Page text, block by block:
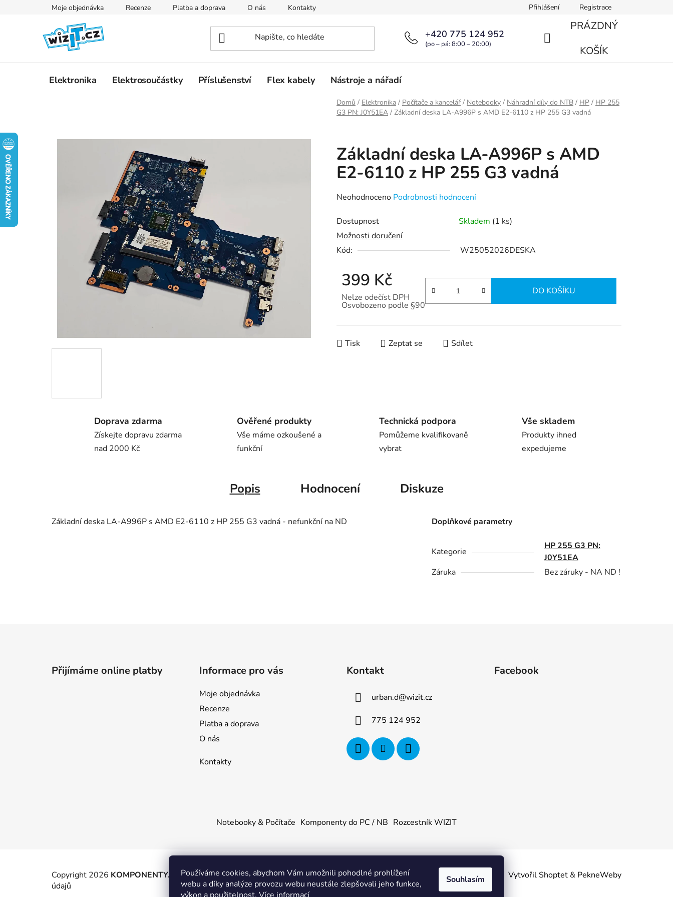
Používáme cookies, abychom Vám umožnili pohodlné prohlížení
webu a díky analýze provozu webu neustále zlepšovali jeho funkce,
Souhlasím
Moje objednávka Recenze Platba a doprava O nás Kontakty Přihlášení Registrace
+420 775 124 952
(po – pá: 8:00 – 20:00)
NÁKUPNÍ
PRÁZDNÝ
KOŠÍK
Elektronika Elektrosoučástky Příslušenství Flex kabely Nástroje a nářadí
Domů / Elektronika / Počítače a kancelář / Notebooky / Náhradní díly do NTB / HP / HP 255
G3 PN: J0Y51EA / Základní deska LA-A996P s AMD E2-6110 z HP 255 G3 vadná
Základní deska LA-A996P s AMD
E2-6110 z HP 255 G3 vadná
Průměrné
produktu
je
0,0
hvězdiček.
Neohodnoceno Podrobnosti hodnocení
Dostupnost Skladem (1 ks)
Možnosti doručení
Kód:
W25052026DESKA
399 Kč
Nelze odečíst DPH
Osvobozeno podle §90
DO KOŠÍKU
Tisk Zeptat se Sdílet
Doprava zdarma
Získejte dopravu zdarma
nad 2000 Kč
Ověřené produkty
Vše máme ozkoušené a
funkční
Technická podpora
Pomůžeme kvalifikovaně
vybrat
Vše skladem
Produkty ihned
expedujeme
Popis Hodnocení Diskuze
Základní deska LA-A996P s AMD E2-6110 z HP 255 G3 vadná - nefunkční na ND Doplňkové parametry
Kategorie
HP 255 G3 PN:
J0Y51EA
Záruka
Bez záruky - NA ND !
Přijímáme online platby Informace pro vás
Moje objednávka
Recenze
Platba a doprava
O nás
Kontakty
Kontakt
urban.d@wizit.cz
775 124 952
Facebook
Notebooky & Počítače Komponenty do PC / NB Rozcestník WIZIT
Vytvořil Shoptet & PekneWeby
Copyright 2026 KOMPONENTY.NET / WIZIT.EU. Všechna práva vyhrazena.|Obchodní podmínky|Ochrana osobních
údajů